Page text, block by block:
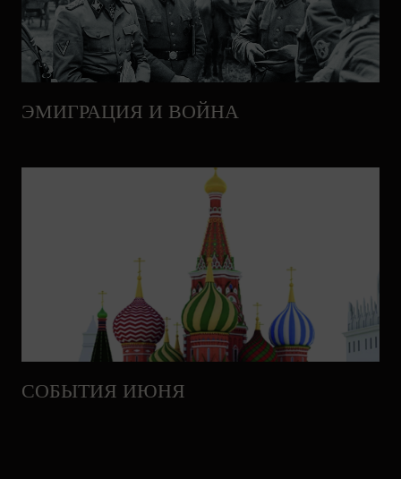
ЭМИГРАЦИЯ И ВОЙНА
СОБЫТИЯ ИЮНЯ